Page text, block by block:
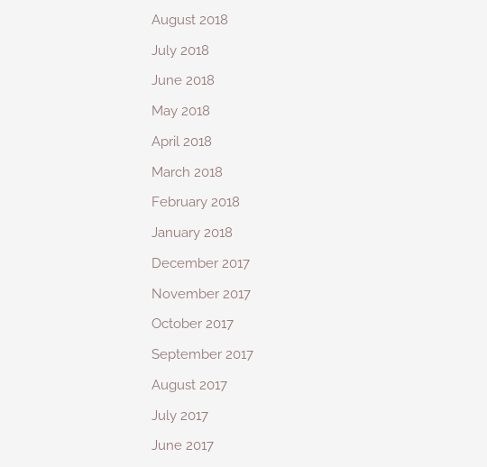
August 2018
July 2018
June 2018
May 2018
April 2018
March 2018
February 2018
January 2018
December 2017
November 2017
October 2017
September 2017
August 2017
July 2017
June 2017